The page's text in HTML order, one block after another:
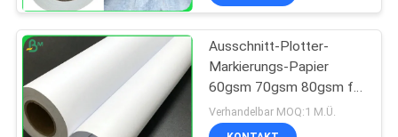
Ausschnitt-Plotter-
Markierungs-Papier
60gsm 70gsm 80gsm für
graphtec Plotter Drucker
Verhandelbar MOQ:1 M.Ü.